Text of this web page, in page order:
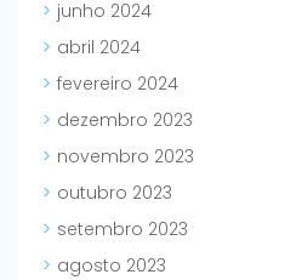
junho 2024
abril 2024
fevereiro 2024
dezembro 2023
novembro 2023
outubro 2023
setembro 2023
agosto 2023